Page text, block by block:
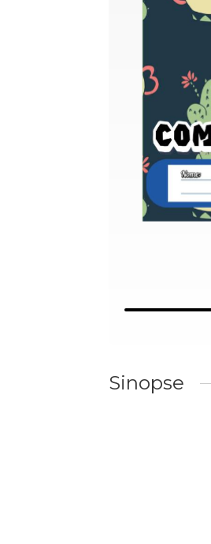
Sinopse